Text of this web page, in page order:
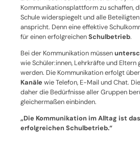
Kommunikationsplattform zu schaffen,
Schule widerspiegelt und alle
anspricht. Denn eine effektive
für einen erfolgreichenSchulbetrieb.
Bei der Kommunikation müssen
wie Schüler:innen, Lehrkräfte und
werden. Die Kommunikation erfolgt über
Kanäle wie Telefon, E-Mail und Chat.
daher die Bedürfnisse aller Gruppen
gleichermaßen einbinden.
„Die Kommunikation im Alltag ist
erfolgreichen Schulbetrieb.“